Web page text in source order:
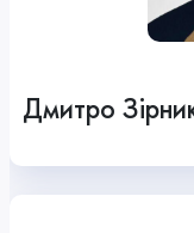
Дмитро